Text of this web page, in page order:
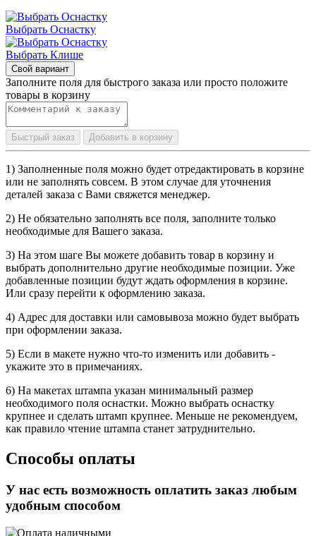
Выбрать Оснастку
Выбрать Клише
Свой вариант
Заполните поля для быстрого заказа или просто положите
товары в корзину
Быстрый заказ Добавить в корзину
1) Заполненные поля можно будет отредактировать в корзине
или не заполнять совсем. В этом случае для уточнения
деталей заказа с Вами свяжется менеджер.
2) Не обязательно заполнять все поля, заполните только
необходимые для Вашего заказа.
3) На этом шаге Вы можете добавить товар в корзину и
выбрать дополнительно другие необходимые позиции. Уже
добавленные позиции будут ждать оформления в корзине.
Или сразу перейти к оформлению заказа.
4) Адрес для доставки или самовывоза можно будет выбрать
при оформлении заказа.
5) Если в макете нужно что-то изменить или добавить -
укажите это в примечаниях.
6) На макетах штампа указан минимальный размер
необходимого поля оснастки. Можно выбрать оснастку
крупнее и сделать штамп крупнее. Меньше не рекомендуем,
как правило чтение штампа станет затруднительно.
Способы оплаты
У нас есть возможность оплатить заказ любым
удобным способом